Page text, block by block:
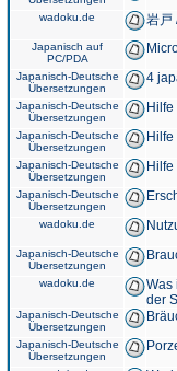
wadoku.de 岩戸
Japanisch auf
PC/PDA
Japanisch-Deutsche
Übersetzungen
4
Japanisch-Deutsche
Übersetzungen
Japanisch-Deutsche
Übersetzungen
Japanisch-Deutsche
Übersetzungen
Japanisch-Deutsche
Übersetzungen
wadoku.de
Japanisch-Deutsche
Übersetzungen
wadoku.de
Was
der
Japanisch-Deutsche
Übersetzungen
Japanisch-Deutsche
Übersetzungen